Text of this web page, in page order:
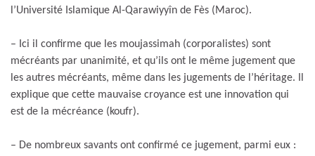
l’Université Islamique Al-Qarawiyyîn de Fès (Maroc).
– Ici il confirme que les moujassimah (corporalistes) sont
mécréants par unanimité, et qu’ils ont le même jugement que
les autres mécréants, même dans les jugements de l’héritage. Il
explique que cette mauvaise croyance est une innovation qui
est de la mécréance (koufr).
– De nombreux savants ont confirmé ce jugement, parmi eux :